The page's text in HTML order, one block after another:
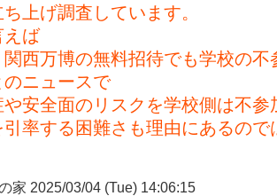
上げ調査しています。
えば
関西万博の無料招待でも学校の不
のニュースで
や安全面のリスクを学校側は不参
引率する困難さも理由にあるので
家 2025/03/04 (Tue) 14:06:15